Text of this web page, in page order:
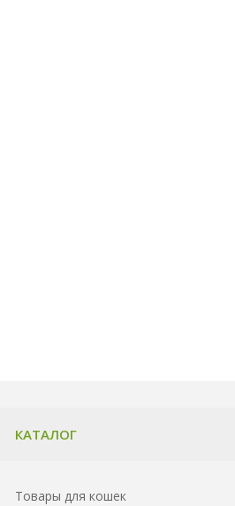
КАТАЛОГ
Товары для кошек